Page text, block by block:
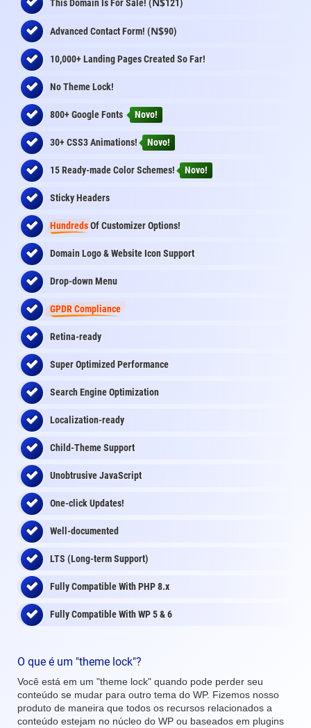
This Domain Is For Sale! ( 121)
Advanced Contact Form! (N$90)
10,000+ Landing Pages Created So Far!
No Theme Lock!
800+ Google Fonts Novo!
30+ CSS3 Animations! Novo!
15 Ready-made Color Schemes! Novo!
Sticky Headers
HundredsOf Customizer Options!
Domain Logo & Website Icon Support
Drop-down Menu
GPDR Compliance
Retina-ready
Super Optimized Performance
Search Engine Optimization
Localization-ready
Child-Theme Support
Unobtrusive JavaScript
One-click Updates!
Well-documented
LTS (Long-term Support)
Fully Compatible With PHP 8.x
Fully Compatible With WP 5 & 6
O que é um "theme lock"?
Você está em um "theme lock" quando pode perder seu
conteúdo se mudar para outro tema do WP. Fizemos nosso
produto de maneira que todos os recursos relacionados a
conteúdo estejam no núcleo do WP ou baseados em plugins